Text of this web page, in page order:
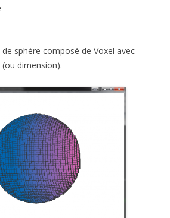
sphère composé de Voxel avec
dimension).